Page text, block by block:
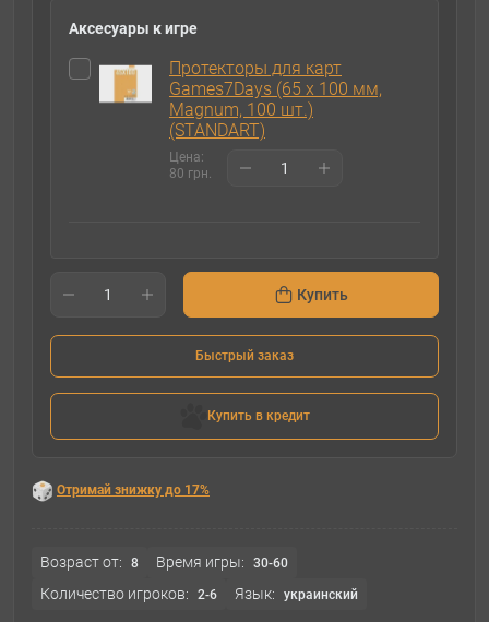
Аксесуары к игре
Протекторы для карт
Games7Days (65 х 100 мм,
Magnum, 100 шт.)
(STANDART)
Цена:
80 грн.
Купить
Быстрый заказ
Купить в кредит
Отримай знижку до 17%
Возраст от: 8 Время игры: 30-60
Количество игроков: 2-6 Язык: украинский